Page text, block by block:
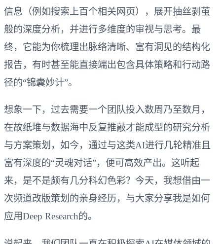
信息（例如搜索上百个相关网页），展开抽丝剥茧
般的深度分析，并进行多维度的审视与思考。最
终，它能为你梳理出脉络清晰、富有洞见的结构化
报告，有时甚至能直接端出包含具体策略和行动路
径的“锦囊妙计”。
想象一下，过去需要一个团队投入数周乃至数月，
在故纸堆与数据海中反复推敲才能成型的研究分析
与方案策划，如今，通过与这类AI进行几轮精准且
富有深度的“灵魂对话”，便可高效产出。这听起
来，是不是颇有几分科幻色彩？今天，我想借由一
次频道改版策划的亲身经历，与大家分享我是如何
应用Deep Research的。